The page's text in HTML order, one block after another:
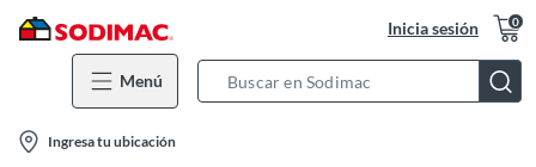
Inicia sesión 0
Menú
Bar
location-
icon
Ingresa tu ubicación